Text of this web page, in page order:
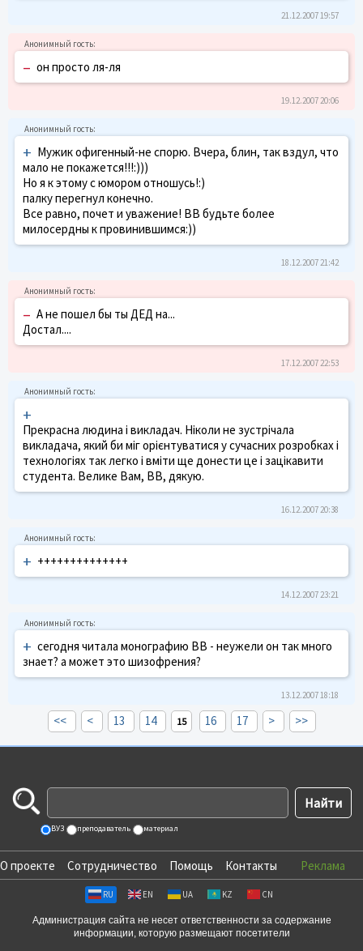
21.12.2007 19:57
– он просто ля-ля
19.12.2007 20:06
+ Мужик офигенный-не спорю. Вчера, блин, так вздул, что
мало не покажется!!!:)))
Но я к этому с юмором отношусь!:)
палку перегнул конечно.
Все равно, почет и уважение! ВВ будьте более
милосердны к провинившимся:))
18.12.2007 21:42
– А не пошел бы ты ДЕД на...
Достал....
17.12.2007 22:53
+
Прекрасна людина і викладач. Ніколи не зустрічала
викладача, який би міг орієнтуватися у сучасних розробках і
технологіях так легко і вміти ще донести це і зацікавити
студента. Велике Вам, ВВ, дякую.
16.12.2007 20:38
+ ++++++++++++++
14.12.2007 23:21
+ сегодня читала монографию ВВ - неужели он так много
знает? а может это шизофрения?
13.12.2007 18:18
<< < 13 14 15 16 17 > >>
ВУЗ преподаватель материал
О проекте Сотрудничество Помощь Контакты Реклама
RU EN UA KZ CN
Администрация сайта не несет ответственности за содержание
информации, которую размещают посетители